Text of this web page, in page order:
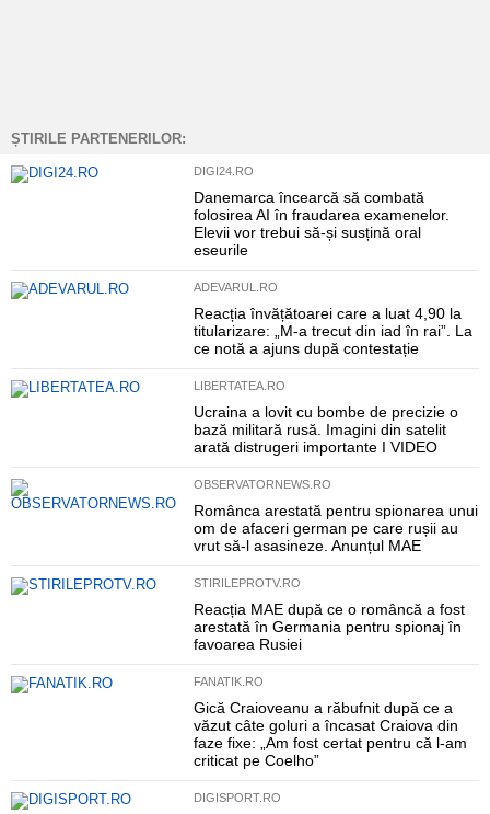
ȘTIRILE PARTENERILOR:
DIGI24.RO
Danemarca încearcă să combată
folosirea AI în fraudarea examenelor.
Elevii vor trebui să-și susțină oral
eseurile
ADEVARUL.RO
Reacția învățătoarei care a luat 4,90 la
titularizare: „M-a trecut din iad în rai”. La
ce notă a ajuns după contestație
LIBERTATEA.RO
Ucraina a lovit cu bombe de precizie o
bază militară rusă. Imagini din satelit
arată distrugeri importante I VIDEO
OBSERVATORNEWS.RO
Românca arestată pentru spionarea unui
om de afaceri german pe care rușii au
vrut să-l asasineze. Anunțul MAE
STIRILEPROTV.RO
Reacția MAE după ce o româncă a fost
arestată în Germania pentru spionaj în
favoarea Rusiei
FANATIK.RO
Gică Craioveanu a răbufnit după ce a
văzut câte goluri a încasat Craiova din
faze fixe: „Am fost certat pentru că l-am
criticat pe Coelho”
DIGISPORT.RO